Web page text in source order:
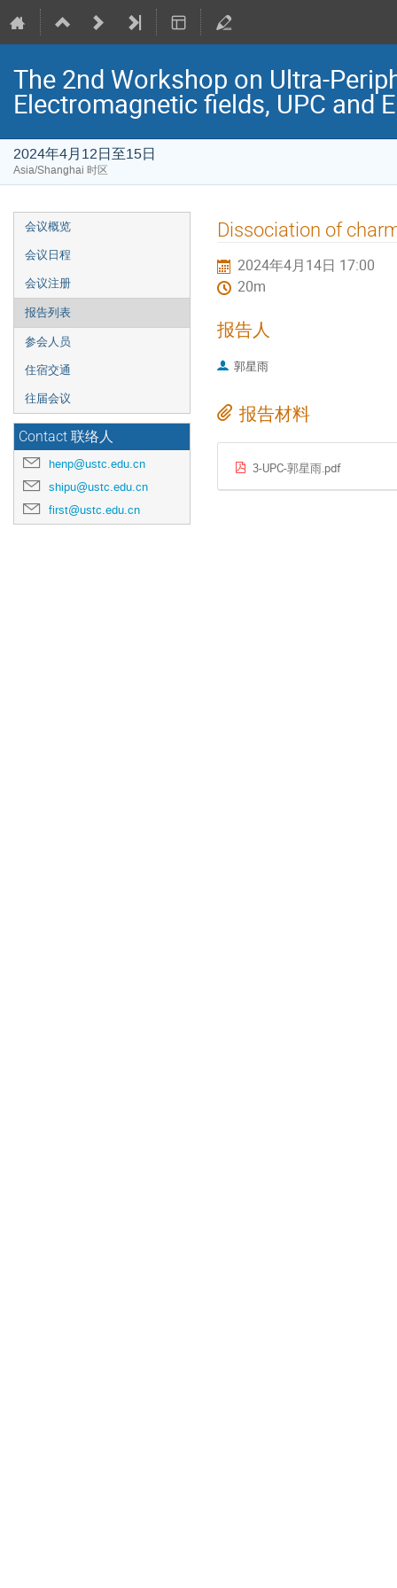
The 2nd Workshop on Ultra-
Electromagnetic fields, UPC and
2024年4月12日至15日
Asia/Shanghai 时区
Event
menu
会议概览
会议日程
会议注册
报告列表
参会人员
住宿交通
往届会议
Contact 联络人
henp@ustc.edu.cn
shipu@ustc.edu.cn
first@ustc.edu.cn
Dissociation of
2024年4月14日 17:00
20m
报告人
郭星雨
报告材料
3-UPC-郭星雨.pdf